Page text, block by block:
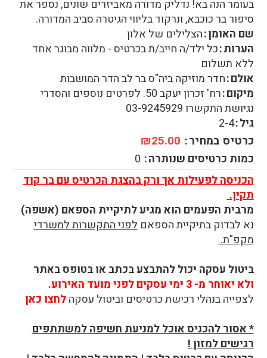
בעומר הנה בא! נדליק מדורה מאביזרים שונים, נספר את
סיפור בר כוכבא, ונרקוד בליווי הגיטרה סביב המדורה.
שם האומן הצלילים של אלון
הערות כל ילד/ה חייב/ת בכרטיס - מלווה מבוגר אחד
ללא תשלום
אולם חדר מוזיקה ביה"ס בר לב הדר המושבות
מיקום
רח' זכרון יעקב 50. לפרטים נוספים והסדרי
נגיושת התקשרו 03-9245929
גיל 2-4
כרטיס במחיר
כמות כרטיסים שנותרה 0
הכניסה לפעילות אך ורק בהצגת הכרטיס עם בר קוד
תקין.
מרבית הפעמים הוא מגיע לתיקיית הספאם (אשפה)
נא לבדוק בתיקיית הספאםלפני התקשרות למשרדי
מקפ"ת.
ביטול עסקה יכול להתבצע בכתב או בטופס באתר
ולא יאוחר מ- 3 ימי עסקים לפני מועד האירוע.
לצפייה בנהלי רכישת כרטיסים וביטול עסקהלחצו כאן
* אסור להכניס אוכל למניעת חשיפה למשתתפים
רגישים למזון !